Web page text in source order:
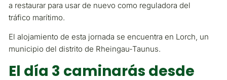
a restaurar para usar de nuevo como reguladora del
tráfico marítimo.
El alojamiento de esta jornada se encuentra en Lorch, un
municipio del distrito de Rheingau-Taunus.
El día 3 caminarás desde